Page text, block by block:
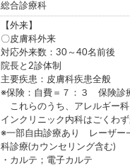
総合診療科
【外来】
〇皮膚科外来
対応外来数：30～40名前後
院長と2診体制
主要疾患：皮膚科疾患全般
※保険：自費＝７：３ 保険診
これらのうち、アレルギー
インクリニック内科はごくわ
※一部自由診療あり レーザー
科診療(カウンセリング含む)
・カルテ；電子カルテ